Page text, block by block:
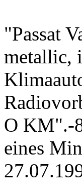
"Passat
metallic,
O KM".-
eines